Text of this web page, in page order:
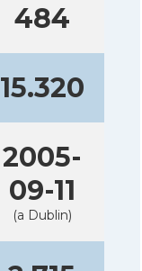
484
15.320
2005-
09-11
(a Dublin)